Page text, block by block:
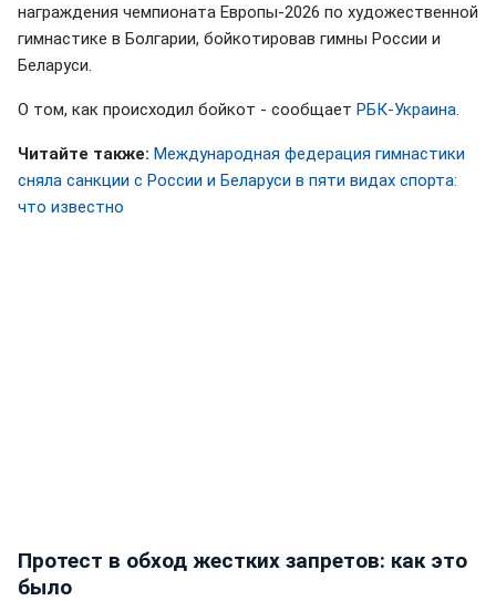
награждения чемпионата Европы-2026 по художественной
гимнастике в Болгарии, бойкотировав гимны России и
Беларуси.
О том, как происходил бойкот - сообщает РБК-Украина
Читайте также: Международная федерация гимнастики
сняла санкции с России и Беларуси в пяти видах спорта:
что известно
Протест в обход жестких запретов: как это
было